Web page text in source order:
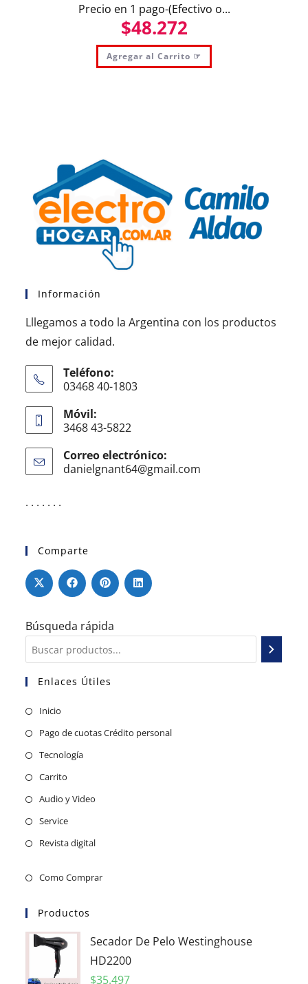
Precio en 1 pago-(Efectivo o...
$48.272
Agregar al Carrito ☞
Información
Lllegamos a todo la Argentina con los productos
de mejor calidad.
Teléfono:
03468 40-1803
Móvil:
3468 43-5822
Correo electrónico:
danielgnant64@gmail.com
. . . . . . .
Comparte
Búsqueda rápida
Enlaces Útiles
Inicio
Pago de cuotas Crédito personal
Tecnología
Carrito
Audio y Video
Service
Revista digital
Como Comprar
Productos
Secador De Pelo Westinghouse
HD2200
$35.497